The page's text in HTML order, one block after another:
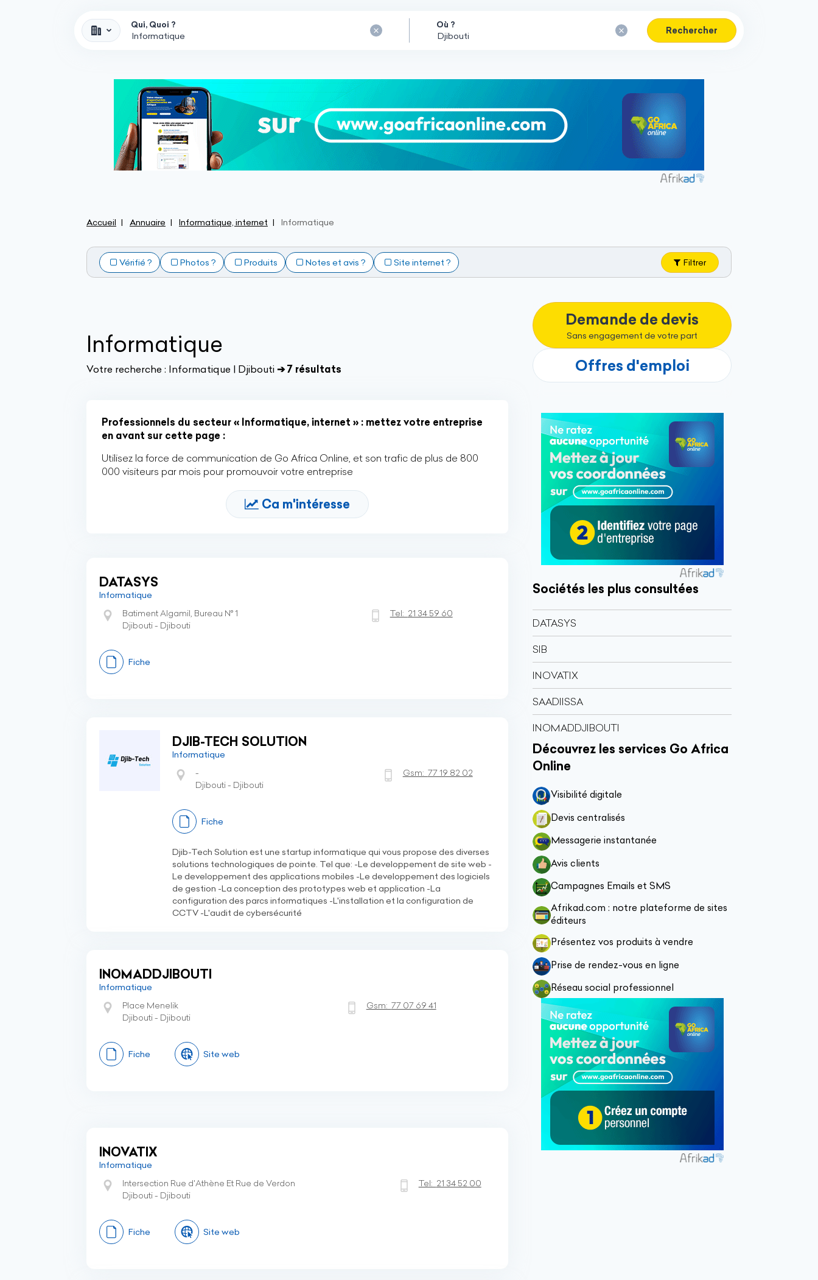
Qui, Quoi ? Où ?
Rechercher
Accueil Annuaire Informatique, internet Informatique
Vérifié ? Photos ? Produits Notes et avis ? Site internet ? Filtrer
Informatique
Votre recherche : Informatique | Djibouti ➔ 7 résultats
Professionnels du secteur « Informatique, internet » : mettez votre entreprise
en avant sur cette page :
Utilisez la force de communication de Go Africa Online, et son trafic de plus de 800
000 visiteurs par mois pour promouvoir votre entreprise
Ca m'intéresse
DATASYS
Informatique
Batiment Algamil, Bureau N° 1
Djibouti - Djibouti
Tel: 21 34 59 60
Fiche
DJIB-TECH SOLUTION
Informatique
-
Djibouti - Djibouti
Gsm: 77 19 82 02
Fiche
Djib-Tech Solution est une startup informatique qui vous propose des diverses
solutions technologiques de pointe. Tel que: -Le developpement de site web -
Le developpement des applications mobiles -Le developpement des logiciels
de gestion -La conception des prototypes web et application -La
configuration des parcs informatiques -L'installation et la configuration de
CCTV -L'audit de cybersécurité
INOMADDJIBOUTI
Informatique
Place Menelik
Djibouti - Djibouti
Gsm: 77 07 69 41
Fiche Site web
INOVATIX
Informatique
Intersection Rue d'Athène Et Rue de Verdon
Djibouti - Djibouti
Tel: 21 34 52 00
Fiche Site web
Demande de devis
Sans engagement de votre part
Offres d'emploi
Sociétés les plus consultées
DATASYS
SIB
INOVATIX
SAADIISSA
INOMADDJIBOUTI
Découvrez les services Go Africa
Online
Visibilité digitale
Devis centralisés
Messagerie instantanée
Avis clients
Campagnes Emails et SMS
Afrikad.com : notre plateforme de sites
éditeurs
Présentez vos produits à vendre
Prise de rendez-vous en ligne
Réseau social professionnel